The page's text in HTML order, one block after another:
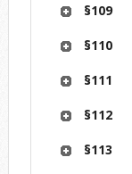
§109
§110
§111
§112
§113